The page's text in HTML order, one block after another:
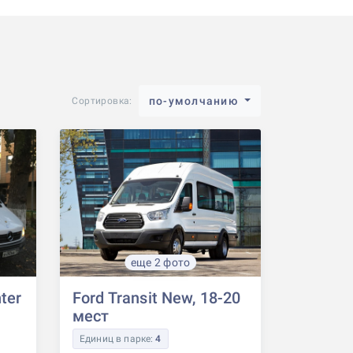
Сортировка: по-умолчанию
еще 2 фото
Ford Transit New, 18-20
мест
Единиц в парке:4